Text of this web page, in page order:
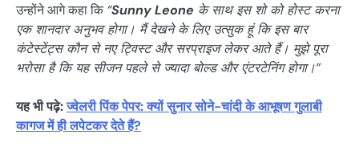
उन्होंने आगे कहा कि “Sunny Leone के साथ इस शो को होस्ट करना
एक शानदार अनुभव होगा। मैं देखने के लिए उत्सुक हूं कि इस बार
कंटेस्टेंट्स कौन से नए ट्विस्ट और सरप्राइज लेकर आते हैं। मुझे पूरा
भरोसा है कि यह सीजन पहले से ज्यादा बोल्ड और एंटरटेनिंग होगा।”
यह भी पढ़े:ज्वेलरी पिंक पेपर: क्यों सुनार सोने-चांदी के आभूषण गुलाबी
कागज में ही लपेटकर देते हैं?